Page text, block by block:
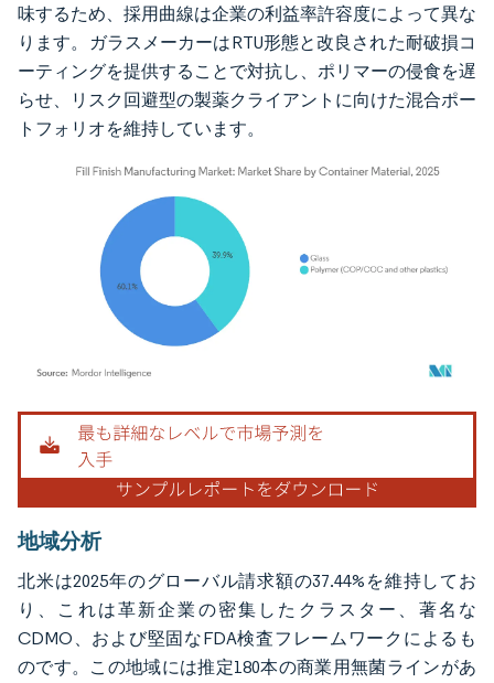
味するため、採用曲線は企業の利益率許容度によって異な
ります。ガラスメーカーはRTU形態と改良された耐破損コ
ーティングを提供することで対抗し、ポリマーの侵食を遅
らせ、リスク回避型の製薬クライアントに向けた混合ポー
トフォリオを維持しています。
画像 © Mordor Intelligence。再利用にはCC BY 4.0の表示が必要です。
地域分析
北米は2025年のグローバル請求額の37.44%を維持してお
り、これは革新企業の密集したクラスター、著名な
CDMO、および堅固なFDA検査フレームワークによるも
のです。この地域には推定180本の商業用無菌ラインがあ